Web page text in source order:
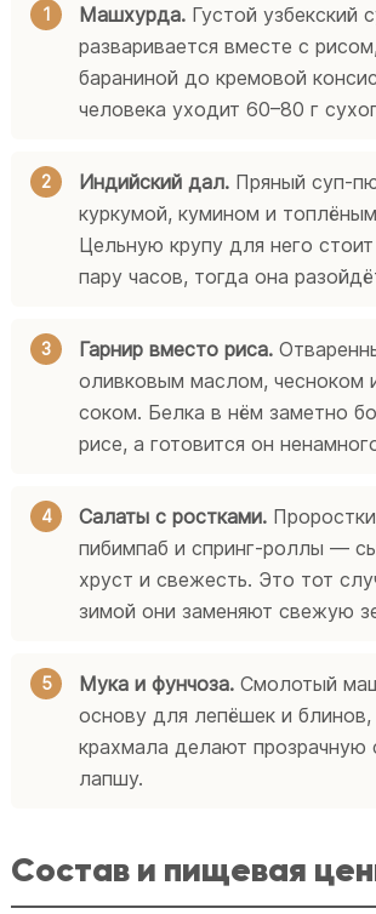
Машхурда. Густой узбекский
разваривается вместе с
бараниной до кремовой
человека уходит 60–80 г
Индийский дал. Пряный суп-
куркумой, кумином и
Цельную крупу для него
пару часов, тогда она
Гарнир вместо риса.
оливковым маслом, чесноком
соком. Белка в нём заметно
рисе, а готовится он
Салаты с ростками.
пибимпаб и спринг-роллы —
хруст и свежесть. Это тот
зимой они заменяют свежую
Мука и фунчоза. Смолотый
основу для лепёшек и блинов,
крахмала делают прозрачную
лапшу.
Состав и пищевая